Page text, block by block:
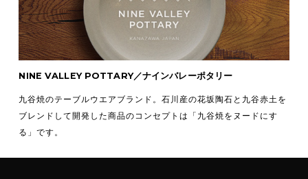
NINE VALLEY POTTARY／ナインバレーポタリー
九谷焼のテーブルウエアブランド。石川産の花坂陶石と九谷赤土を
ブレンドして開発した商品のコンセプトは「九谷焼をヌードにす
る」です。